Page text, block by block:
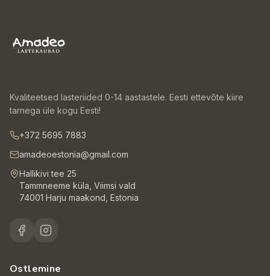
Beebitarbed
Kvaliteetsed lasteriided 0-14 aastastele. Eesti ettevõte kiire
tarnega üle kogu Eesti!
+372 5695 7883
amadeoestonia@gmail.com
Hallikivi tee 25
Tammneeme küla, Viimsi vald
74001 Harju maakond, Estonia
Ostlemine